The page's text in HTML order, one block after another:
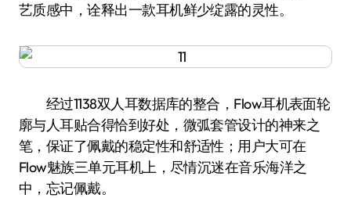
艺质感中，诠释出一款耳机鲜少绽露的灵性。
经过1138双人耳数据库的整合，Flow耳机表面轮
廓与人耳贴合得恰到好处，微弧套管设计的神来之
笔，保证了佩戴的稳定性和舒适性；用户大可在
Flow魅族三单元耳机上，尽情沉迷在音乐海洋之
中，忘记佩戴。